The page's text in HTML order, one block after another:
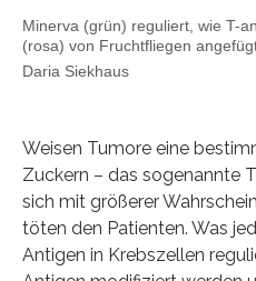
Minerva (grün) reguliert, wie T-
(rosa) von Fruchtfliegen
Daria Siekhaus
Weisen Tumore eine
Zuckern – das sogenannte
sich mit größerer
töten den Patienten. Was
Antigen in Krebszellen